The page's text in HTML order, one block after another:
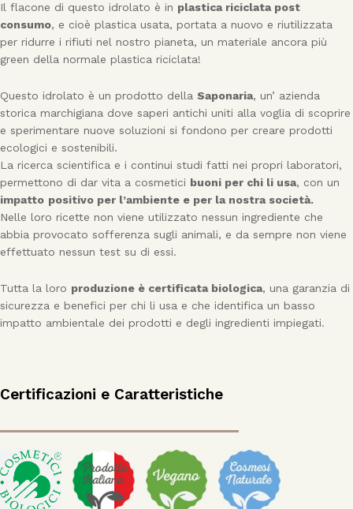
Il flacone di questo idrolato è in plastica riciclata post
consumo, e cioè plastica usata, portata a nuovo e riutilizzata
per ridurre i rifiuti nel nostro pianeta, un materiale ancora più
green della normale plastica riciclata!
Questo idrolato è un prodotto della Saponaria, un’ azienda
storica marchigiana dove saperi antichi uniti alla voglia di scoprire
e sperimentare nuove soluzioni si fondono per creare prodotti
ecologici e sostenibili.
La ricerca scientifica e i continui studi fatti nei propri laboratori,
permettono di dar vita a cosmetici buoni per chi li usa, con un
impatto positivo per l’ambiente e per la nostra società.
Nelle loro ricette non viene utilizzato nessun ingrediente che
abbia provocato sofferenza sugli animali, e da sempre non viene
effettuato nessun test su di essi.
Tutta la loro produzione è certificata biologica, una garanzia di
sicurezza e benefici per chi li usa e che identifica un basso
impatto ambientale dei prodotti e degli ingredienti impiegati.
Certificazioni e Caratteristiche